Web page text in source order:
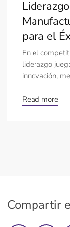
para el
En el
liderazgo
innovación,
Read more
Compartir